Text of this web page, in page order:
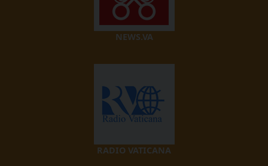
NEWS.VA
RADIO VATICANA